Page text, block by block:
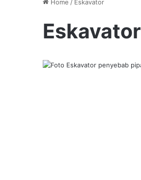
Home / Eskavator
Eskavator